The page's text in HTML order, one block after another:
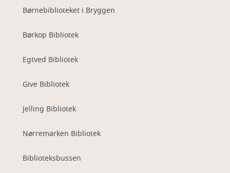
Børnebiblioteket i Bryggen
Børkop Bibliotek
Egtved Bibliotek
Give Bibliotek
Jelling Bibliotek
Nørremarken Bibliotek
Biblioteksbussen